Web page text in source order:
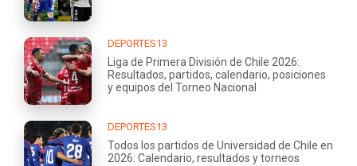
DEPORTES13
Liga de Primera División de Chile 2026:
Resultados, partidos, calendario, posiciones
y equipos del Torneo Nacional
DEPORTES13
Todos los partidos de Universidad de Chile en
2026: Calendario, resultados y torneos